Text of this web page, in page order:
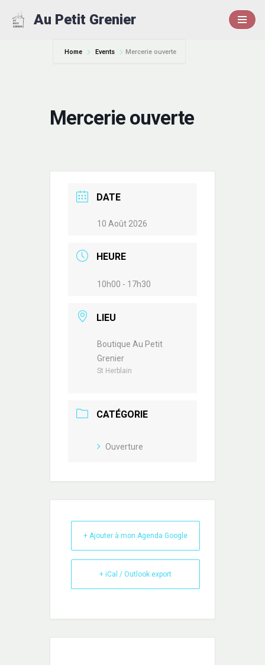
Au Petit Grenier
Home Events Mercerie ouverte
Mercerie ouverte
DATE
10 Août 2026
HEURE
10h00 - 17h30
LIEU
Boutique Au Petit
Grenier
St Herblain
CATÉGORIE
Ouverture
+ Ajouter à mon Agenda Google
+ iCal / Outlook export